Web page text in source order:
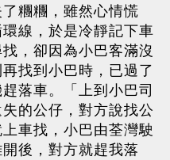
糰糰，雖然心情慌
線，於是冷靜記下車
，卻因為小巴客滿沒
找到小巴時，已過了
落車。「上到小巴司
的公仔，對方說找公
車找，小巴由荃灣駛
後，對方就趕我落